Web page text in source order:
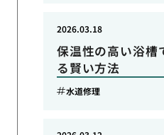
保温性の高い浴槽
る賢い方法
2026.03.18
水道修理